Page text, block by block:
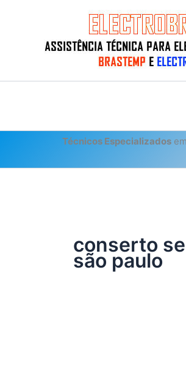
Técnicos Especializados em
conserto
são paulo